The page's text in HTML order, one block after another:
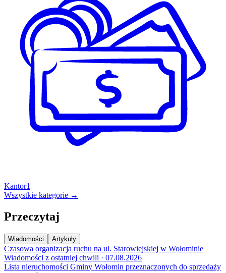
Kantor1
Wszystkie kategorie →
Przeczytaj
Wiadomości Artykuły
Czasowa organizacja ruchu na ul. Starowiejskiej w Wołominie
Wiadomości z ostatniej chwili · 07.08.2026
Lista nieruchomości Gminy Wołomin przeznaczonych do sprzedaży